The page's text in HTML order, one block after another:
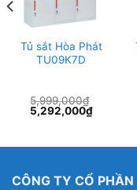
Tủ sắt Hòa Phát
TU09K7D
5,999,000₫
Giá
gốc
5,292,000₫Giá
hiện
CÔNG TY CỔ